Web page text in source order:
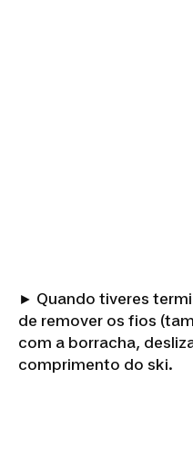
► Quando tiveres
de remover os fios
com a borracha,
comprimento do ski.